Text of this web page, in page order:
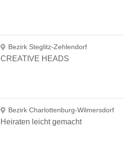
Bezirk Steglitz-Zehlendorf
CREATIVE HEADS
Bezirk Charlottenburg-Wilmersdorf
Heiraten leicht gemacht